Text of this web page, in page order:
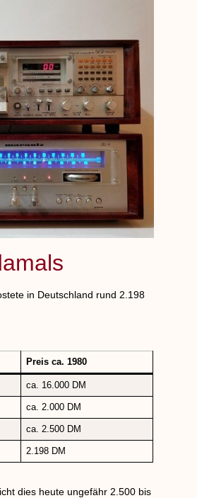
in Deutschland rund2.198
Preis ca. 1980
ca. 16.000 DM
ca. 2.000 DM
ca. 2.500 DM
2.198 DM
dies heute ungefähr 2.500 bis